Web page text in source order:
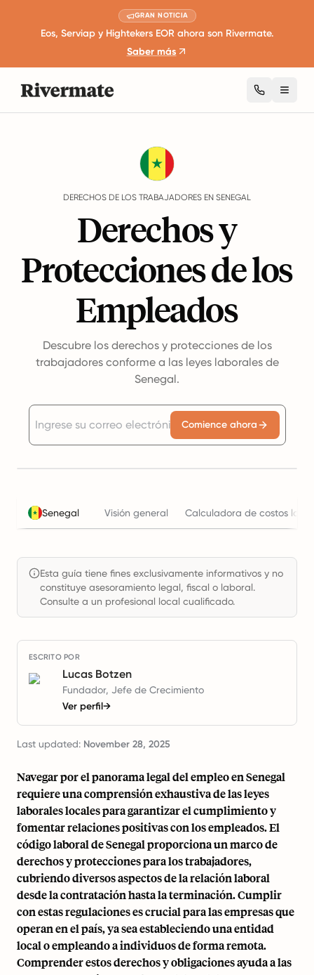
GRAN NOTICIA
Eos, Serviap y Hightekers EOR ahora son Rivermate.
Saber más
DERECHOS DE LOS TRABAJADORES EN SENEGAL
Derechos y
Protecciones de los
Empleados
Descubre los derechos y protecciones de los
trabajadores conforme a las leyes laborales de
Senegal.
Comience ahora
Senegal Visión general Calculadora de costos
Esta guía tiene fines exclusivamente informativos y no
constituye asesoramiento legal, fiscal o laboral.
Consulte a un profesional local cualificado.
ESCRITO POR
Lucas Botzen
Fundador, Jefe de Crecimiento
Ver perfil→
Last updated: November 28, 2025
Navegar por el panorama legal del empleo en Senegal
requiere una comprensión exhaustiva de las leyes
laborales locales para garantizar el cumplimiento y
fomentar relaciones positivas con los empleados. El
código laboral de Senegal proporciona un marco de
derechos y protecciones para los trabajadores,
cubriendo diversos aspectos de la relación laboral
desde la contratación hasta la terminación. Cumplir
con estas regulaciones es crucial para las empresas que
operan en el país, ya sea estableciendo una entidad
local o empleando a individuos de forma remota.
Comprender estos derechos y obligaciones ayuda a las